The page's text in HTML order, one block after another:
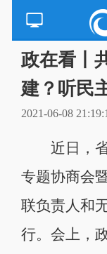
政在看丨
建？听民
2021-06-08
近日，省
专题协商会
联负责人和
行。会上，